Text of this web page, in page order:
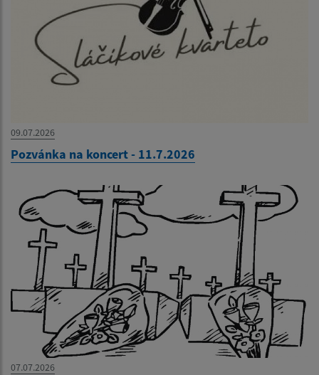
09.07.2026
Pozvánka na koncert - 11.7.2026
07.07.2026